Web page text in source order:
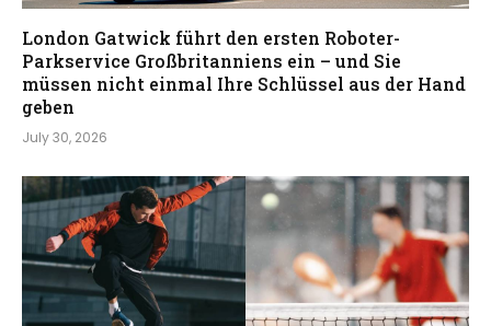
London Gatwick führt den ersten Roboter-
Parkservice Großbritanniens ein – und Sie
müssen nicht einmal Ihre Schlüssel aus der Hand
geben
July 30, 2026